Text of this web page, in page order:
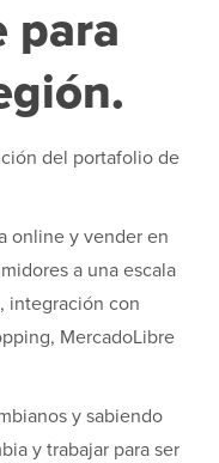
para
del portafolio de
online y vender en
a una escala
integración con
MercadoLibre
y sabiendo
y trabajar para ser